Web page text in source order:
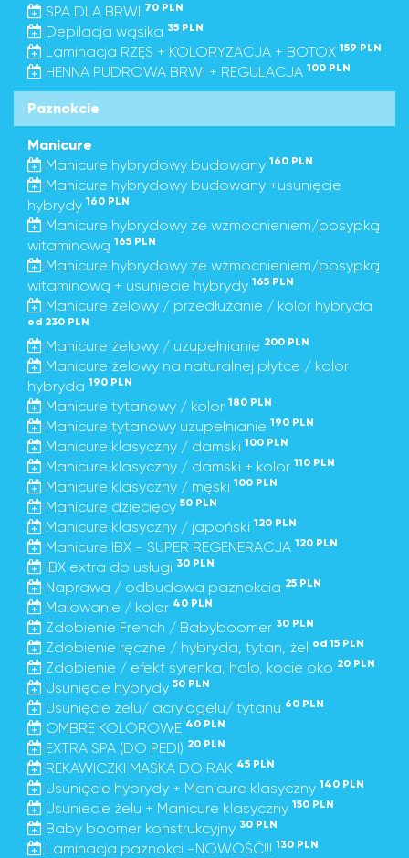
SPA DLA BRWI 70 PLN
Depilacja wąsika 35 PLN
Laminacja RZĘS + KOLORYZACJA + BOTOX 159 PLN
HENNA PUDROWA BRWI + REGULACJA 100 PLN
Paznokcie
Manicure
Manicure hybrydowy budowany 160 PLN
Manicure hybrydowy budowany +usunięcie
hybrydy 160 PLN
Manicure hybrydowy ze wzmocnieniem/posypką
witaminową 165 PLN
Manicure hybrydowy ze wzmocnieniem/posypką
witaminową + usuniecie hybrydy 165 PLN
Manicure żelowy / przedłużanie / kolor hybryda
od 230 PLN
Manicure żelowy / uzupełnianie 200 PLN
Manicure żelowy na naturalnej płytce / kolor
hybryda 190 PLN
Manicure tytanowy / kolor 180 PLN
Manicure tytanowy uzupełnianie 190 PLN
Manicure klasyczny / damski 100 PLN
Manicure klasyczny / damski + kolor 110 PLN
Manicure klasyczny / męski 100 PLN
Manicure dziecięcy 50 PLN
Manicure klasyczny / japoński 120 PLN
Manicure IBX - SUPER REGENERACJA 120 PLN
IBX extra do usługi 30 PLN
Naprawa / odbudowa paznokcia 25 PLN
Malowanie / kolor 40 PLN
Zdobienie French / Babyboomer 30 PLN
Zdobienie ręczne / hybryda, tytan, żel od 15 PLN
Zdobienie / efekt syrenka, holo, kocie oko 20 PLN
Usunięcie hybrydy 50 PLN
Usunięcie żelu/ acrylogelu/ tytanu 60 PLN
OMBRE KOLOROWE 40 PLN
EXTRA SPA (DO PEDI) 20 PLN
REKAWICZKI MASKA DO RAK 45 PLN
Usunięcie hybrydy + Manicure klasyczny 140 PLN
Usuniecie żelu + Manicure klasyczny 150 PLN
Baby boomer konstrukcyjny 30 PLN
Laminacja paznokci -NOWOŚĆ!!! 130 PLN